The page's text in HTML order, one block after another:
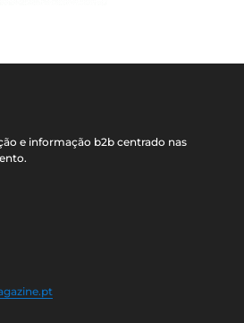
e informação b2b centrado nas